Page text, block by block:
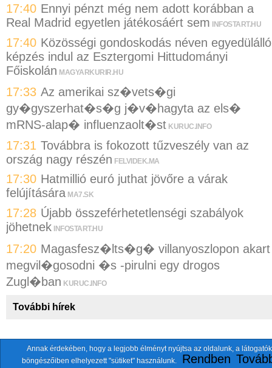
17:40 Ennyi pénzt még nem adott korábban a
Real Madrid egyetlen játékosáért sem
INFOSTART.HU
17:40 Közösségi gondoskodás néven egyedülálló
képzés indul az Esztergomi Hittudományi
Főiskolán MAGYARKURIR.HU
17:33 Az amerikai sz�vets�gi
gy�gyszerhat�s�g j�v�hagyta az els�
mRNS-alap� influenzaolt�st KURUC.INFO
17:31 Továbbra is fokozott tűzveszély van az
ország nagy részén FELVIDEK.MA
17:30 Hatmillió euró juthat jövőre a várak
felújítására MA7.SK
17:28 Újabb összeférhetetlenségi szabályok
jöhetnek INFOSTART.HU
17:20 Magasfesz�lts�g� villanyoszlopon akart
megvil�gosodni �s -pirulni egy drogos
Zugl�ban KURUC.INFO
További hírek
A fentiekkel együtt összesen118 oldaltszemlézünk.
© 2026 Nemzeti.net - E-mail:ten.itezmen@itezmen
Annak érdekében, hogy a legjobb élményt nyújtsa az oldalunk, a látogatók
böngészőiben elhelyezett "sütiket" használunk.
Rendben